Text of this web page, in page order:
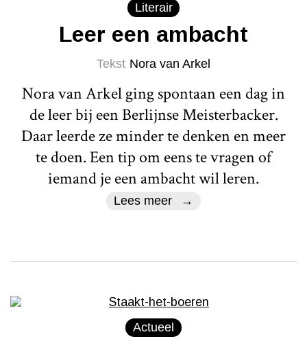
Literair
Leer een ambacht
Tekst Nora van Arkel
Nora van Arkel ging spontaan een dag in
de leer bij een Berlijnse Meisterbacker.
Daar leerde ze minder te denken en meer
te doen. Een tip om eens te vragen of
iemand je een ambacht wil leren.
Lees meer
Actueel